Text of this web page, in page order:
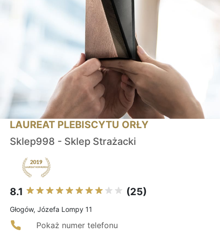
LAUREAT PLEBISCYTU ORŁY
Sklep998 - Sklep Strażacki
8.1 (25)
Głogów, Józefa Lompy 11
Pokaż numer telefonu